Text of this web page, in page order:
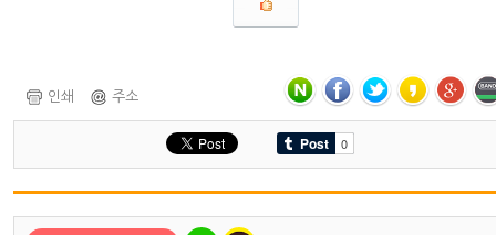
인쇄 주소